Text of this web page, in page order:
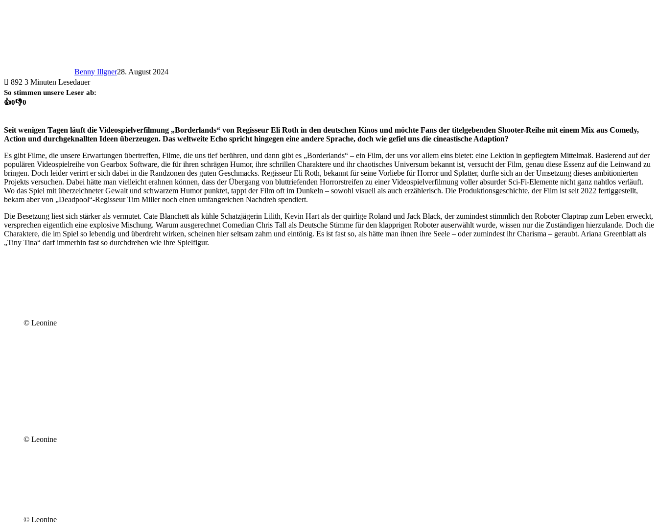
Benny Illgner28. August 2024
892 3 Minuten Lesedauer
So stimmen unsere Leser ab:
👍0👎0
Seit wenigen Tagen läuft die Videospielverfilmung „Borderlands“ von Regisseur Eli Roth in den deutschen Kinos und möchte Fans der titelgebenden Shooter-Reihe mit einem Mix aus Comedy,
Action und durchgeknallten Ideen überzeugen. Das weltweite Echo spricht hingegen eine andere Sprache, doch wie gefiel uns die cineastische Adaption?
Es gibt Filme, die unsere Erwartungen übertreffen, Filme, die uns tief berühren, und dann gibt es „Borderlands“ – ein Film, der uns vor allem eins bietet: eine Lektion in gepflegtem Mittelmaß. Basierend auf der
populären Videospielreihe von Gearbox Software, die für ihren schrägen Humor, ihre schrillen Charaktere und ihr chaotisches Universum bekannt ist, versucht der Film, genau diese Essenz auf die Leinwand zu
bringen. Doch leider verirrt er sich dabei in die Randzonen des guten Geschmacks. Regisseur Eli Roth, bekannt für seine Vorliebe für Horror und Splatter, durfte sich an der Umsetzung dieses ambitionierten
Projekts versuchen. Dabei hätte man vielleicht erahnen können, dass der Übergang von bluttriefenden Horrorstreifen zu einer Videospielverfilmung voller absurder Sci-Fi-Elemente nicht ganz nahtlos verläuft.
Wo das Spiel mit überzeichneter Gewalt und schwarzem Humor punktet, tappt der Film oft im Dunkeln – sowohl visuell als auch erzählerisch. Die Produktionsgeschichte, der Film ist seit 2022 fertiggestellt,
bekam aber von „Deadpool“-Regisseur Tim Miller noch einen umfangreichen Nachdreh spendiert.
Die Besetzung liest sich stärker als vermutet. Cate Blanchett als kühle Schatzjägerin Lilith, Kevin Hart als der quirlige Roland und Jack Black, der zumindest stimmlich den Roboter Claptrap zum Leben erweckt,
versprechen eigentlich eine explosive Mischung. Warum ausgerechnet Comedian Chris Tall als Deutsche Stimme für den klapprigen Roboter auserwählt wurde, wissen nur die Zuständigen hierzulande. Doch die
Charaktere, die im Spiel so lebendig und überdreht wirken, scheinen hier seltsam zahm und eintönig. Es ist fast so, als hätte man ihnen ihre Seele – oder zumindest ihr Charisma – geraubt. Ariana Greenblatt als
„Tiny Tina“ darf immerhin fast so durchdrehen wie ihre Spielfigur.
© Leonine
© Leonine
© Leonine